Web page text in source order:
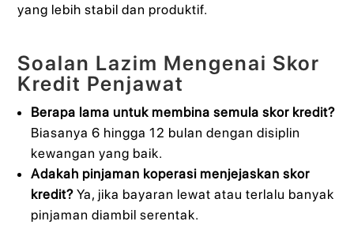
yang lebih stabil dan produktif.
Soalan Lazim Mengenai Skor
Kredit Penjawat
Berapa lama untuk membina semula skor kredit?
Biasanya 6 hingga 12 bulan dengan disiplin
kewangan yang baik.
Adakah pinjaman koperasi menjejaskan skor
kredit? Ya, jika bayaran lewat atau terlalu banyak
pinjaman diambil serentak.